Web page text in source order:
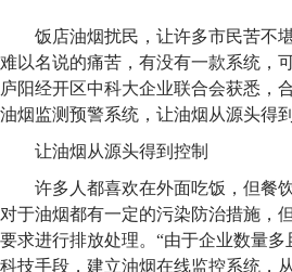
饭店油烟扰民，让许多市民苦不
难以名说的痛苦，有没有一款系统，
庐阳经开区中科大企业联合会获悉，
油烟监测预警系统，让油烟从源头得到
让油烟从源头得到控制
许多人都喜欢在外面吃饭，但餐
对于油烟都有一定的污染防治措施，
要求进行排放处理。“由于企业数量
科技手段，建立油烟在线监控系统，